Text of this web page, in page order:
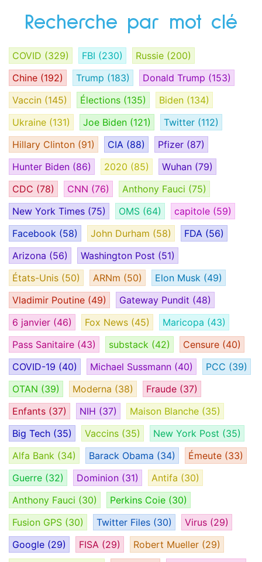
Recherche par mot clé
COVID (329) FBI (230) Russie (200)
Chine (192) Trump (183) Donald Trump (153)
Vaccin (145) Élections (135) Biden (134)
Ukraine (131) Joe Biden (121) Twitter (112)
Hillary Clinton (91) CIA (88) Pfizer (87)
Hunter Biden (86) 2020 (85) Wuhan (79)
CDC (78) CNN (76) Anthony Fauci (75)
New York Times (75) OMS (64) capitole (59)
Facebook (58) John Durham (58) FDA (56)
Arizona (56) Washington Post (51)
États-Unis (50) ARNm (50) Elon Musk (49)
Vladimir Poutine (49) Gateway Pundit (48)
6 janvier (46) Fox News (45) Maricopa (43)
Pass Sanitaire (43) substack (42) Censure (40)
COVID-19 (40) Michael Sussmann (40) PCC (39)
OTAN (39) Moderna (38) Fraude (37)
Enfants (37) NIH (37) Maison Blanche (35)
Big Tech (35) Vaccins (35) New York Post (35)
Alfa Bank (34) Barack Obama (34) Émeute (33)
Guerre (32) Dominion (31) Antifa (30)
Anthony Fauci (30) Perkins Coie (30)
Fusion GPS (30) Twitter Files (30) Virus (29)
Google (29) FISA (29) Robert Mueller (29)